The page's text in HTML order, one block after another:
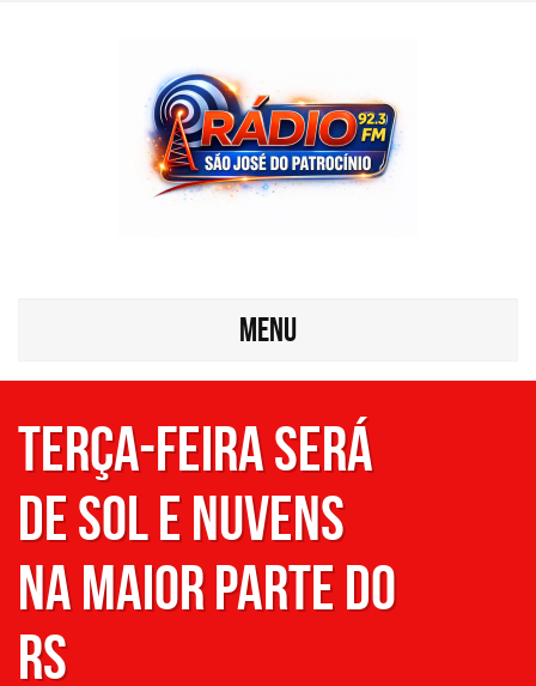
MENU
Terça-feira será
de sol e nuvens
na maior parte do
RS